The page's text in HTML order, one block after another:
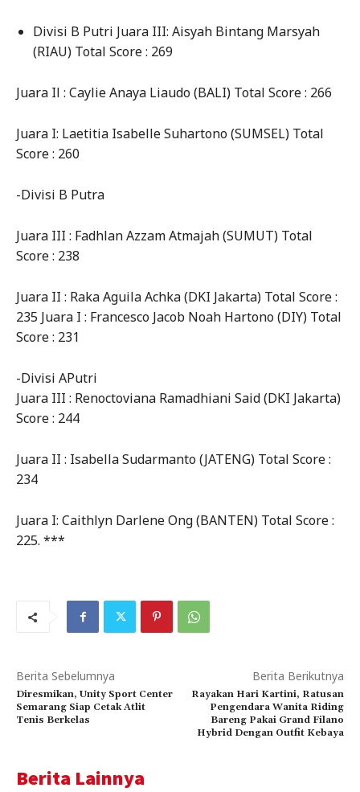
Divisi B Putri Juara III: Aisyah Bintang Marsyah
(RIAU) Total Score : 269
Juara Il : Caylie Anaya Liaudo (BALI) Total Score : 266
Juara I: Laetitia Isabelle Suhartono (SUMSEL) Total
Score : 260
-Divisi B Putra
Juara III : Fadhlan Azzam Atmajah (SUMUT) Total
Score : 238
Juara II : Raka Aguila Achka (DKI Jakarta) Total Score :
235 Juara I : Francesco Jacob Noah Hartono (DIY) Total
Score : 231
-Divisi APutri
Juara III : Renoctoviana Ramadhiani Said (DKI Jakarta)
Score : 244
Juara II : Isabella Sudarmanto (JATENG) Total Score :
234
Juara I: Caithlyn Darlene Ong (BANTEN) Total Score :
225. ***
Berita Sebelumnya
Diresmikan, Unity Sport Center
Semarang Siap Cetak Atlit
Tenis Berkelas
Berita Berikutnya
Rayakan Hari Kartini, Ratusan
Pengendara Wanita Riding
Bareng Pakai Grand Filano
Hybrid Dengan Outfit Kebaya
Berita Lainnya